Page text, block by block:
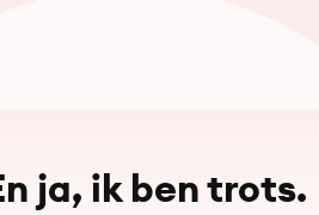
ja, ik ben trots.